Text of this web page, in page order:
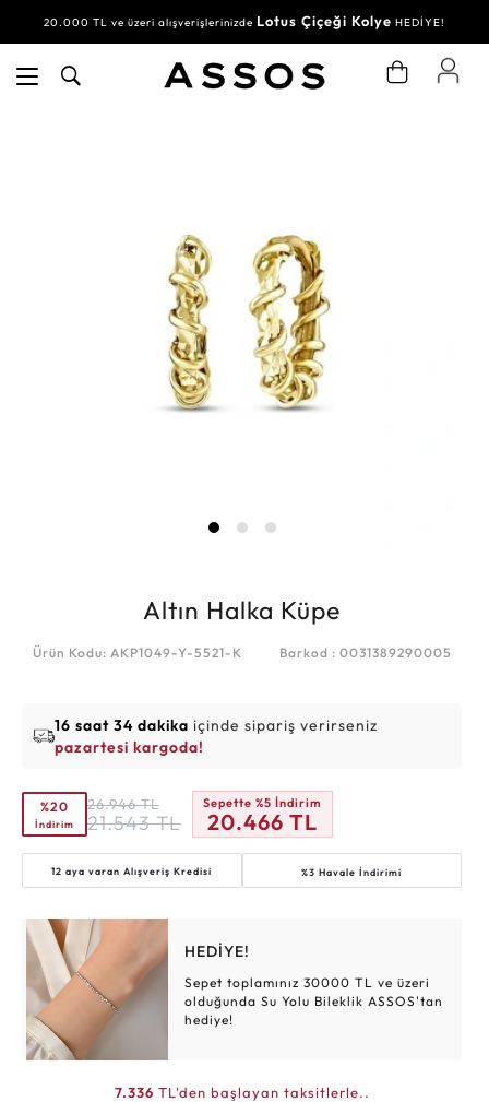
20.000 TL ve üzeri alışverişlerinizde Lotus Çiçeği Kolye HEDİYE!
Altın Halka Küpe
Ürün Kodu: AKP1049-Y-5521-K Barkod : 0031389290005
16 saat 34 dakika içinde sipariş verirseniz
pazartesi kargoda!
%20
İndirim
26.946 TL
21.543 TL
Sepette %5 İndirim
20.466 TL
12 aya varanAlışveriş Kredisi %3 Havale İndirimi
HEDİYE!
Sepet toplamınız 30000 TL ve üzeri
olduğunda Su Yolu Bileklik ASSOS'tan
hediye!
7.336 TL'den başlayan taksitlerle..